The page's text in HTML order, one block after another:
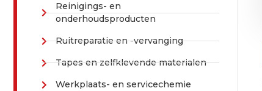
Reinigings- en
onderhoudsproducten
Ruitreparatie en -vervanging
Tapes en zelfklevende materialen
Werkplaats- en servicechemie